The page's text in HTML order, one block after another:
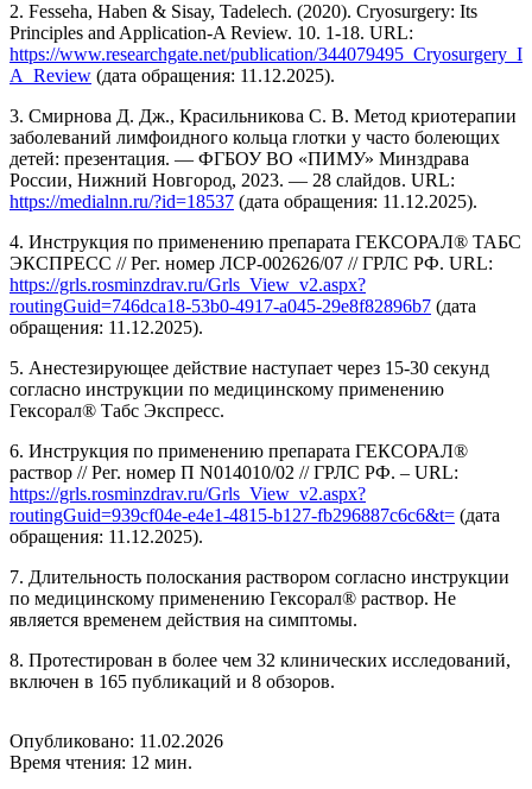
2. Fesseha, Haben & Sisay, Tadelech. (2020). Cryosurgery: Its
Principles and Application-A Review. 10. 1-18. URL:
https://www.researchgate.net/publication/
A_Review (дата обращения: 11.12.2025).
3. Смирнова Д. Дж., Красильникова С. В. Метод криотерапии
заболеваний лимфоидного кольца глотки у часто болеющих
детей: презентация. — ФГБОУ ВО «ПИМУ» Минздрава
России, Нижний Новгород, 2023. — 28 слайдов. URL:
https://medialnn.ru/?id=18537 (дата обращения: 11.12.2025).
4. Инструкция по применению препарата ГЕКСОРАЛ® ТАБС
ЭКСПРЕСС // Рег. номер ЛСР-002626/07 // ГРЛС РФ. URL:
https://grls.rosminzdrav.ru/Grls_View_v2.aspx?
routingGuid=746dca18-53b0-4917-a045-29e8f82896b7 (дата
обращения: 11.12.2025).
5. Анестезирующее действие наступает через 15-30 секунд
согласно инструкции по медицинскому применению
Гексорал® Табс Экспресс.
6. Инструкция по применению препарата ГЕКСОРАЛ®
раствор // Рег. номер П N014010/02 // ГРЛС РФ. – URL:
https://grls.rosminzdrav.ru/Grls_View_v2.aspx?
routingGuid=939cf04e-e4e1-4815-b127-fb296887c6c6&t= (дата
обращения: 11.12.2025).
7. Длительность полоскания раствором согласно инструкции
по медицинскому применению Гексорал® раствор. Не
является временем действия на симптомы.
8. Протестирован в более чем 32 клинических исследований,
включен в 165 публикаций и 8 обзоров.
Опубликовано: 11.02.2026
Время чтения: 12 мин.